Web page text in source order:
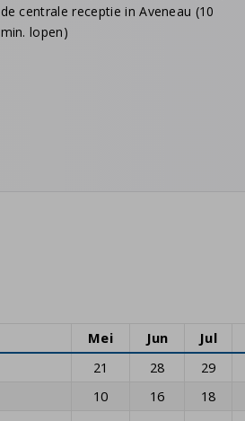
de centrale receptie in Aveneau (10
min. lopen)
Mei Jun Jul
21 28 29
10 16 18